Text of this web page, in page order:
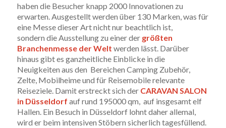
haben die Besucher knapp 2000 Innovationen zu
erwarten. Ausgestellt werden über 130 Marken, was für
eine Messe dieser Art nicht nur beachtlich ist,
sondern die Ausstellung zu einer der größten
Branchenmesse der Welt werden lässt. Darüber
hinaus gibt es ganzheitliche Einblicke in die
Neuigkeiten aus den Bereichen Camping Zubehör,
Zelte, Mobilheime und für Reisemobile relevante
Reiseziele. Damit erstreckt sich der CARAVAN SALON
in Düsseldorf auf rund 195000 qm, auf insgesamt elf
Hallen. Ein Besuch in Düsseldorf lohnt daher allemal,
wird er beim intensiven Stöbern sicherlich tagesfüllend.